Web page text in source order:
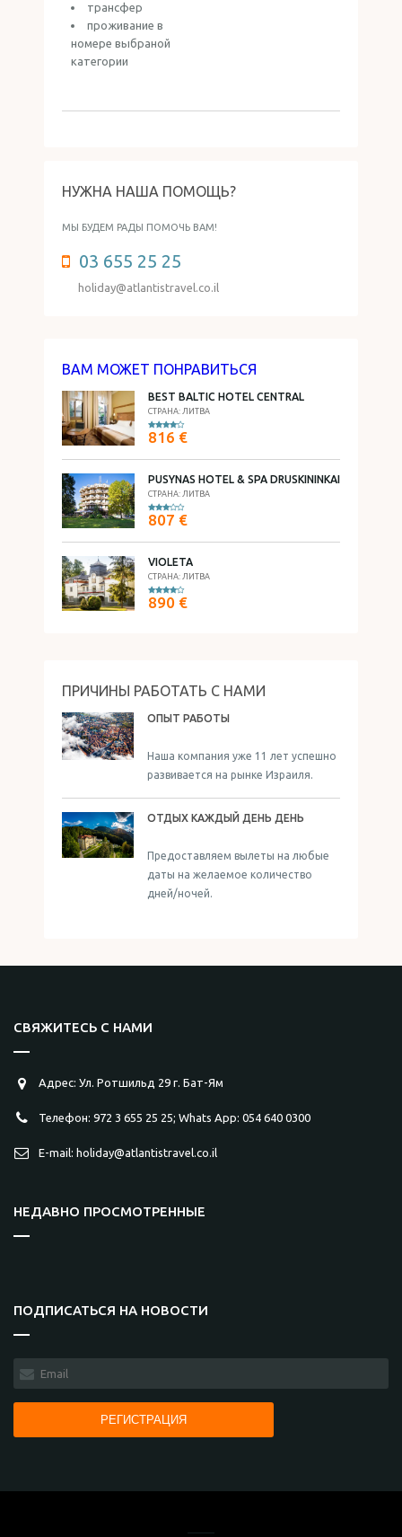
трансфер
проживание в
номере выбраной
категории
НУЖНА НАША ПОМОЩЬ?
МЫ БУДЕМ РАДЫ ПОМОЧЬ ВАМ!
03 655 25 25
holiday@atlantistravel.co.il
ВАМ МОЖЕТ ПОНРАВИТЬСЯ
BEST BALTIC HOTEL CENTRAL
СТРАНА: ЛИТВА
816 €
PUSYNAS HOTEL & SPA DRUSKININKAI
СТРАНА: ЛИТВА
807 €
VIOLETA
СТРАНА: ЛИТВА
890 €
ПРИЧИНЫ РАБОТАТЬ С НАМИ
ОПЫТ РАБОТЫ
Наша компания уже 11 лет успешно
развивается на рынке Израиля.
ОТДЫХ КАЖДЫЙ ДЕНЬ ДЕНЬ
Предоставляем вылеты на любые
даты на желаемое количество
дней/ночей.
СВЯЖИТЕСЬ С НАМИ
Адрес: Ул. Ротшильд 29 г. Бат-Ям
Телефон: 972 3 655 25 25; Whats App: 054 640 0300
E-mail: holiday@atlantistravel.co.il
НЕДАВНО ПРОСМОТРЕННЫЕ
ПОДПИСАТЬСЯ НА НОВОСТИ
РЕГИСТРАЦИЯ